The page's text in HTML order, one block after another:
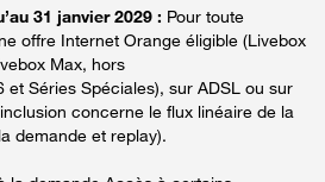
31 janvier 2029 : Pour toute
offre Internet Orange éligible (Livebox
Max, hors
et Séries Spéciales), sur ADSL ou sur
concerne le flux linéaire de la
demande et replay).